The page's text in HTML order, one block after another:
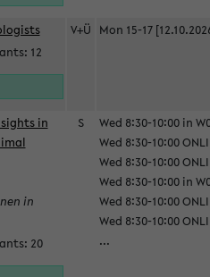
12
V+Ü Mon 15-17
in
in
20
S
Wed 8:30-10:00 in
Wed 8:30-10:00
Wed 8:30-10:00
Wed 8:30-10:00 in
Wed 8:30-10:00
Wed 8:30-10:00
...